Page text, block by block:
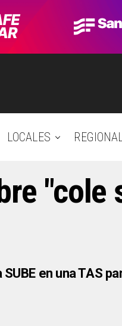
LOCALES
"cole
en una TAS